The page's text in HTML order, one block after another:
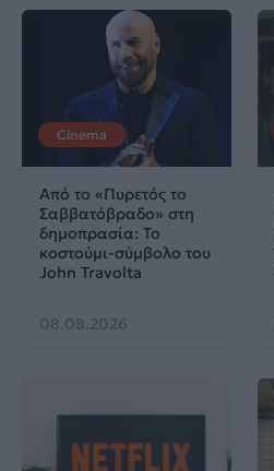
Cinema
Από το «Πυρετός το
Σαββατόβραδο» στη
δημοπρασία: Το
κοστούμι-σύμβολο του
John Travolta
08.08.2026